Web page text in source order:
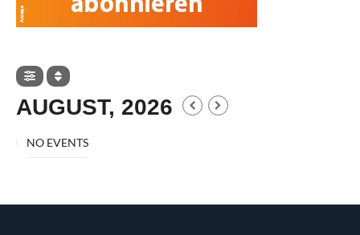
AUGUST, 2026
NO EVENTS